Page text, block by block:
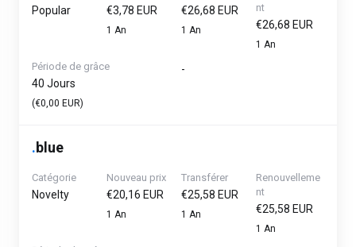
Popular €3,78 EUR
1 An
€26,68 EUR
1 An
nt
€26,68 EUR
1 An
Période de grâce
40 Jours
(€0,00 EUR)
-
.blue
Catégorie
Novelty
Nouveau prix
€20,16 EUR
1 An
Transférer
€25,58 EUR
1 An
Renouvelleme
nt
€25,58 EUR
1 An